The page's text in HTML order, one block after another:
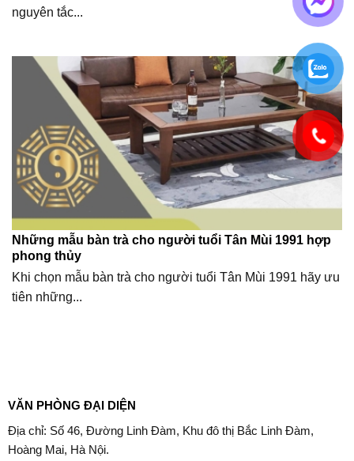
nguyên tắc...
Những mẫu bàn trà cho người tuổi Tân Mùi 1991 hợp
phong thủy
Khi chọn mẫu bàn trà cho người tuổi Tân Mùi 1991 hãy ưu
tiên những...
VĂN PHÒNG ĐẠI DIỆN
Địa chỉ: Số 46, Đường Linh Đàm, Khu đô thị Bắc Linh Đàm,
Hoàng Mai, Hà Nội.